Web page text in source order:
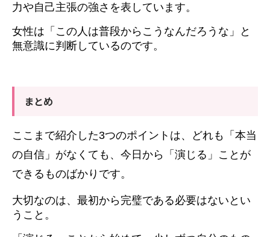
力や自己主張の強さを表しています。
女性は「この人は普段からこうなんだろうな」と
無意識に判断しているのです。
まとめ
ここまで紹介した3つのポイントは、どれも「本当
の自信」がなくても、今日から「演じる」ことが
できるものばかりです。
大切なのは、最初から完璧である必要はないとい
うこと。